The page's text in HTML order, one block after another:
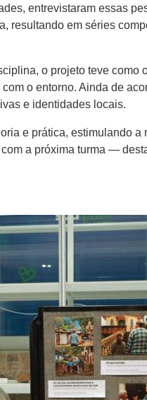
entrevistaram essas
resultando em séries
o projeto teve
o entorno. Ainda de
e identidades locais.
e prática, estimulando
a próxima turma —